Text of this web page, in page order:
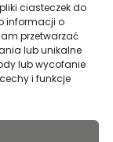
ciasteczek do
informacji o
przetwarzać
lub unikalne
lub wycofanie
i funkcje
w
Państwowe
Archiwa
Profil Archiwa